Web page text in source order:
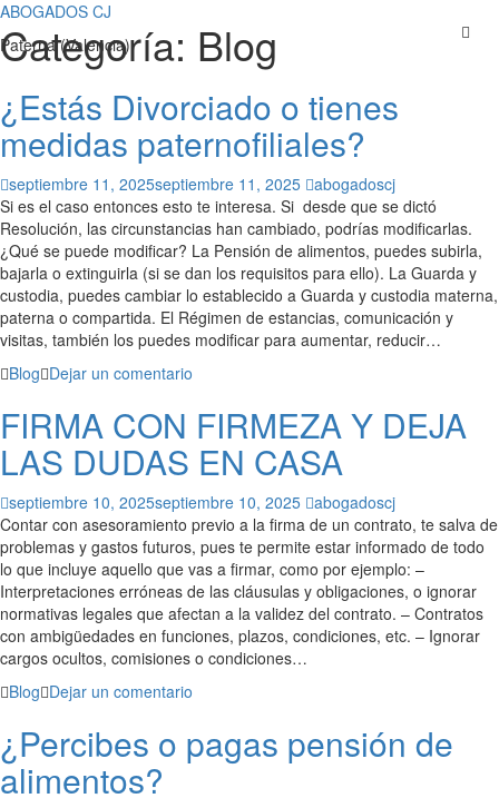
Saltar
al
ABOGADOS CJ
Paterna (Valencia)
Categoría: Blog
¿Estás Divorciado o tienes
medidas paternofiliales?
septiembre 11, 2025septiembre 11, 2025 abogadoscj
Si es el caso entonces esto te interesa. Si desde que se dictó
Resolución, las circunstancias han cambiado, podrías modificarlas.
¿Qué se puede modificar? La Pensión de alimentos, puedes subirla,
bajarla o extinguirla (si se dan los requisitos para ello). La Guarda y
custodia, puedes cambiar lo establecido a Guarda y custodia materna,
paterna o compartida. El Régimen de estancias, comunicación y
visitas, también los puedes modificar para aumentar, reducir…
Blog Dejar un comentario
FIRMA CON FIRMEZA Y DEJA
LAS DUDAS EN CASA
septiembre 10, 2025septiembre 10, 2025 abogadoscj
Contar con asesoramiento previo a la firma de un contrato, te salva de
problemas y gastos futuros, pues te permite estar informado de todo
lo que incluye aquello que vas a firmar, como por ejemplo: –
Interpretaciones erróneas de las cláusulas y obligaciones, o ignorar
normativas legales que afectan a la validez del contrato. – Contratos
con ambigüedades en funciones, plazos, condiciones, etc. – Ignorar
cargos ocultos, comisiones o condiciones…
Blog Dejar un comentario
¿Percibes o pagas pensión de
alimentos?